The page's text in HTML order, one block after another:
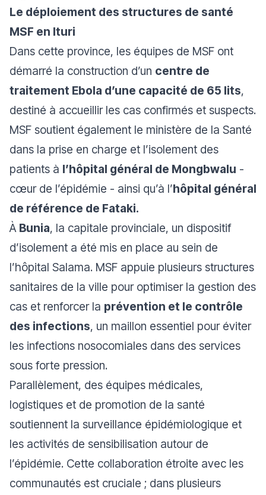
Le déploiement des structures de santé
MSF en Ituri
Dans cette province, les équipes de MSF ont
démarré la construction d’un centre de
traitement Ebola d’une capacité de 65 lits,
destiné à accueillir les cas confirmés et suspects.
MSF soutient également le ministère de la Santé
dans la prise en charge et l’isolement des
patients à l’hôpital général de Mongbwalu -
cœur de l’épidémie - ainsi qu’à l’hôpital général
de référence de Fataki.
À Bunia, la capitale provinciale, un dispositif
d’isolement a été mis en place au sein de
l’hôpital Salama. MSF appuie plusieurs structures
sanitaires de la ville pour optimiser la gestion des
cas et renforcer la prévention et le contrôle
des infections, un maillon essentiel pour éviter
les infections nosocomiales dans des services
sous forte pression.
Parallèlement, des équipes médicales,
logistiques et de promotion de la santé
soutiennent la surveillance épidémiologique et
les activités de sensibilisation autour de
l’épidémie. Cette collaboration étroite avec les
communautés est cruciale ; dans plusieurs